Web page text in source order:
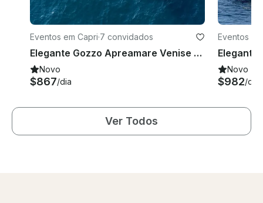
Eventos em Capri·7 convidados
Elegante Gozzo Apreamare Venise Yacht Experience Capri de 28 pés
Novo
$867/dia
Eventos
Novo
$982/dia
Ver Todos